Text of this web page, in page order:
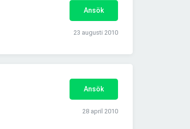
Ansök
23 augusti 2010
Ansök
28 april 2010